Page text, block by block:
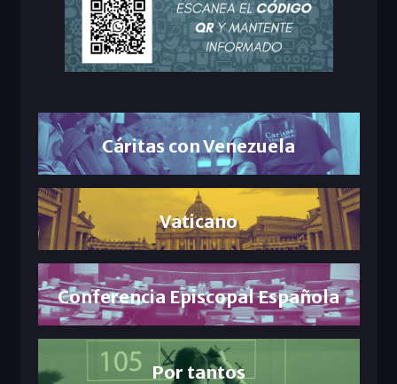
Cáritas con Venezuela
Vaticano
Conferencia Episcopal Española
Por tantos